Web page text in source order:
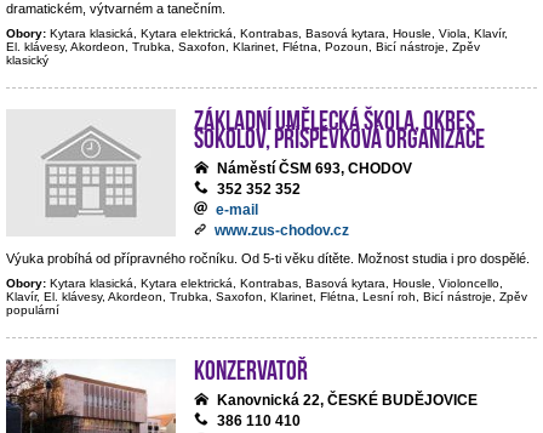
dramatickém, výtvarném a tanečním.
Obory: Kytara klasická, Kytara elektrická, Kontrabas, Basová kytara, Housle, Viola, Klavír,
El. klávesy, Akordeon, Trubka, Saxofon, Klarinet, Flétna, Pozoun, Bicí nástroje, Zpěv
klasický
Základní umělecká škola, okres
Sokolov, příspěvková organizace
Náměstí ČSM 693, CHODOV
352 352 352
e-mail
www.zus-chodov.cz
Výuka probíhá od přípravného ročníku. Od 5-ti věku dítěte. Možnost studia i pro dospělé.
Obory: Kytara klasická, Kytara elektrická, Kontrabas, Basová kytara, Housle, Violoncello,
Klavír, El. klávesy, Akordeon, Trubka, Saxofon, Klarinet, Flétna, Lesní roh, Bicí nástroje, Zpěv
populární
Konzervatoř
Kanovnická 22, ČESKÉ BUDĚJOVICE
386 110 410